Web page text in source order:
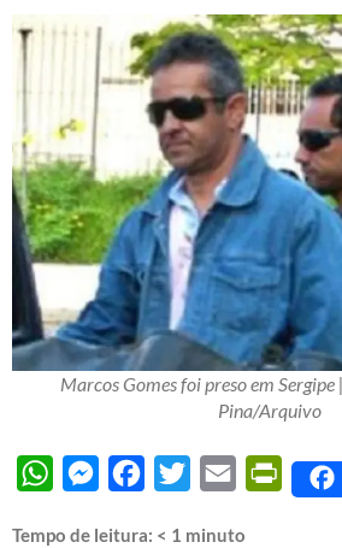
Marcos Gomes foi preso em
Pina/Arquivo
WhatsAppMessengerFacebook
Twitter Email
Tempo de leitura: < 1 minuto